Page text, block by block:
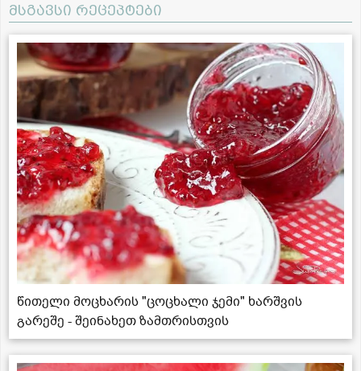
მსგავსი რეცეპტები
წითელი მოცხარის "ცოცხალი ჯემი" ხარშვის
გარეშე - შეინახეთ ზამთრისთვის